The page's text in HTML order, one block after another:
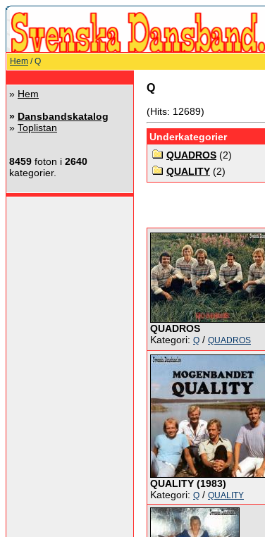
Hem / Q
» Hem
» Dansbandskatalog
» Toplistan
8459 foton i 2640
kategorier.
Q
(Hits: 12689)
Underkategorier
QUADROS (2)
QUALITY (2)
QUADROS
Kategori: Q / QUADROS
QUALITY (1983)
Kategori: Q / QUALITY